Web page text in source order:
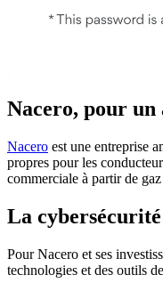
Nacero, pour un
Nacero est une entreprise
propres pour les
commerciale à partir de
La
Pour Nacero et ses
technologies et des outils